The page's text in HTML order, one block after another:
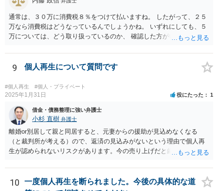
通常は、３０万に消費税８％をつけて払いますね。 したがって、２５
万なら消費税はどうなっているんでしょうかね。 いずれにしても、５
万については、どう取り扱っているのか、 確認した方がいいでしょ
は遠慮なく聞く事ですよ。
9 個人再生について質問です
#個人再生 #個人・プライベート
2025年1月31日 役にたった 1
借金・債務整理に強い弁護士
小杉 直樹 弁護士
離婚or別居して親と同居すると、元妻からの援助が見込めなくなる
（と裁判所が考える）ので、返済の見込みがないという理由で個人再
生が認められないリスクがあります。今の売り上げだと厳しいのでは
親がそれを払っていけるなら構わないと思います。 実際には、いろい
ろの事情を総合的に検討して方針を決めないといけないので、直接弁
護士と面談したうえで、債務整理を依頼してください。
10
一度個人再生を断られました。今後の具体的な道